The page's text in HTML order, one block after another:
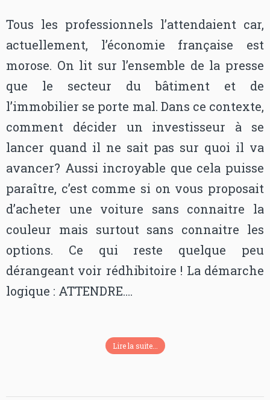
Tous les professionnels l’attendaient car,
actuellement, l’économie française est
morose. On lit sur l’ensemble de la presse
que le secteur du bâtiment et de
l’immobilier se porte mal. Dans ce contexte,
comment décider un investisseur à se
lancer quand il ne sait pas sur quoi il va
avancer? Aussi incroyable que cela puisse
paraître, c’est comme si on vous proposait
d’acheter une voiture sans connaitre la
couleur mais surtout sans connaitre les
options. Ce qui reste quelque peu
dérangeant voir rédhibitoire ! La démarche
logique : ATTENDRE….
Lire la suite...